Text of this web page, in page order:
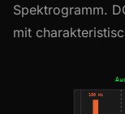
Spektrogramm.
mit
100 Hz